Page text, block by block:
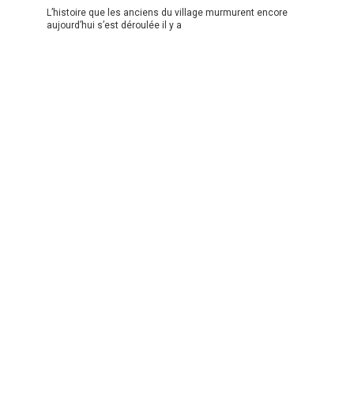
L’histoire que les anciens du village murmurent encore
aujourd’hui s’est déroulée il y a